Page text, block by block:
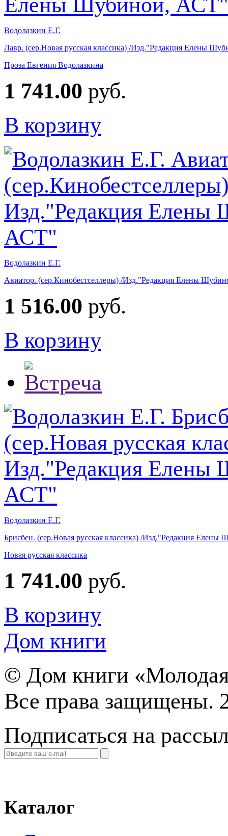
Водолазкин Е.Г.
Лавр. (сер.Новая русская классика) /Изд."Редакция Елены
Проза Евгения Водолазкина
1 741.00 руб.
В корзину
Водолазкин Е.Г.
Авиатор. (сер.Кинобестселлеры) /Изд."Редакция Елены
1 516.00 руб.
В корзину
Водолазкин Е.Г.
Брисбен. (сер.Новая русская классика) /Изд."Редакция
Новая русская классика
1 741.00 руб.
В корзину
Дом книги
© Дом книги
Все права защищены.
Подписаться на
Каталог